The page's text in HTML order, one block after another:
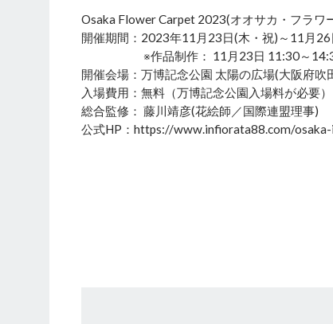
Osaka Flower Carpet 2023(オオサカ・フラワ
開催期間：2023年11月23日(木・祝)～11月
※作品制作： 11月23日 11:30～14:30
開催会場：万博記念公園 太陽の広場(大阪府吹
入場費用：無料（万博記念公園入場料が必要）
総合監修： 藤川靖彦(花絵師／国際連盟理事)
公式HP：https://www.infiorata88.com/